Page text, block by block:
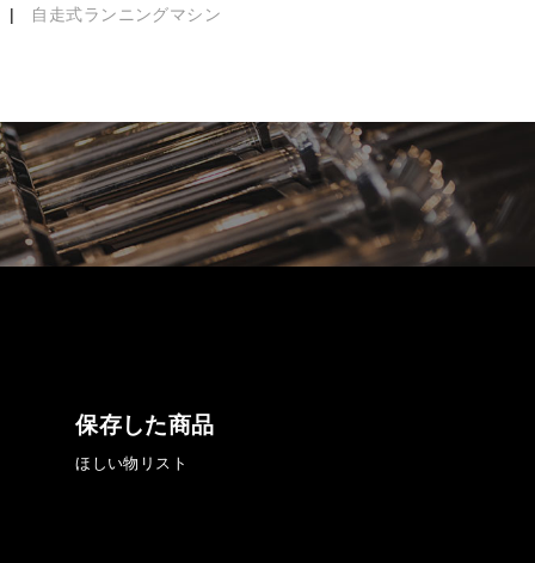
自走式ランニングマシン
保存した商品
ほしい物リスト